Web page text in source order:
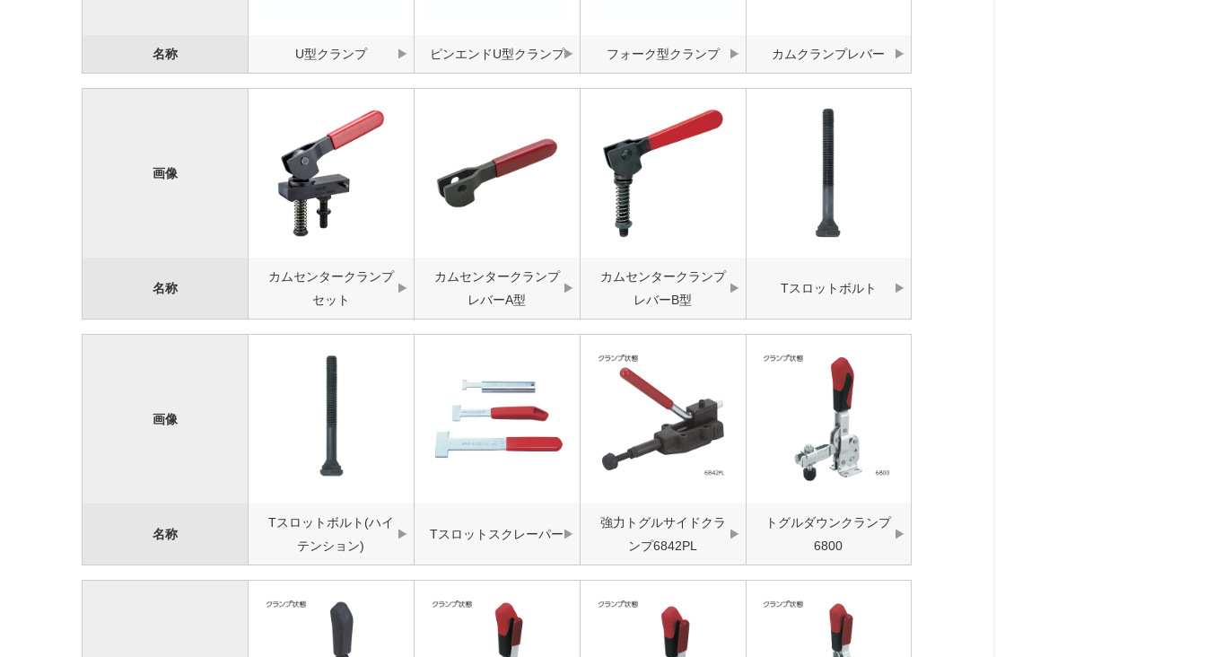
名称 U型クランプ ピンエンドU型クランプ フォーク型クランプ カムクランプレバー
画像
名称
カムセンタークランプ
セット
カムセンタークランプ
レバーA型
カムセンタークランプ
レバーB型
Tスロットボルト
画像
名称
Tスロットボルト(ハイ
テンション)
Tスロットスクレーパー
強力トグルサイドクラ
ンプ6842PL
トグルダウンクランプ
6800